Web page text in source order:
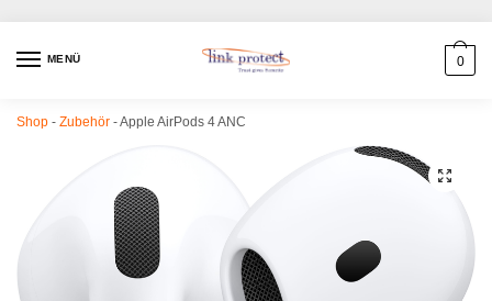
MENÜ 0
Shop - Zubehör -Apple AirPods 4 ANC